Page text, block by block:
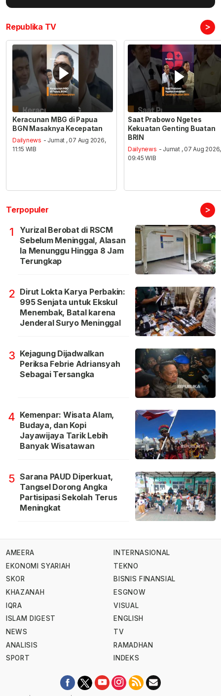
Republika TV >
Keracunan MBG di Papua
BGN Masaknya Kecepatan
Dailynews - Jumat , 07 Aug 2026,
11:15 WIB
Saat Prabowo Ngetes
Kekuatan Genting Buatan
BRIN
Dailynews - Jumat , 07 Aug 2026,
09:45 WIB
Terpopuler >
1
Yurizal Berobat di RSCM
Sebelum Meninggal, Alasan
Ia Menunggu Hingga 8 Jam
Terungkap
2 Dirut Lokta Karya Perbakin:
995 Senjata untuk Ekskul
Menembak, Batal karena
Jenderal Suryo Meninggal
3 Kejagung Dijadwalkan
Periksa Febrie Adriansyah
Sebagai Tersangka
4 Kemenpar: Wisata Alam,
Budaya, dan Kopi
Jayawijaya Tarik Lebih
Banyak Wisatawan
5 Sarana PAUD Diperkuat,
Tangsel Dorong Angka
Partisipasi Sekolah Terus
Meningkat
AMEERA
EKONOMI SYARIAH
SKOR
KHAZANAH
IQRA
ISLAM DIGEST
NEWS
ANALISIS
SPORT
INTERNASIONAL
TEKNO
BISNIS FINANSIAL
ESGNOW
VISUAL
ENGLISH
TV
RAMADHAN
INDEKS